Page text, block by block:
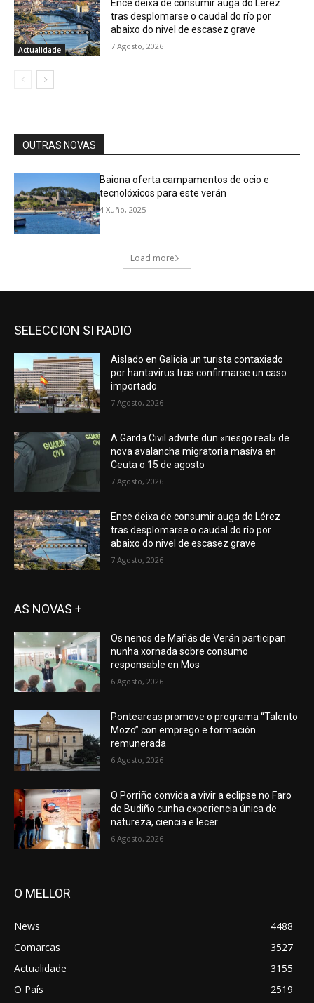
SELECCION SI RADIO
Aislado en Galicia un turista contaxiado
por hantavirus tras confirmarse un caso
importado
7 Agosto, 2026
A Garda Civil advirte dun «riesgo real» de
nova avalancha migratoria masiva en
Ceuta o 15 de agosto
7 Agosto, 2026
Ence deixa de consumir auga do Lérez
tras desplomarse o caudal do río por
abaixo do nivel de escasez grave
7 Agosto, 2026
AS NOVAS +
Os nenos de Mañás de Verán participan
nunha xornada sobre consumo
responsable en Mos
6 Agosto, 2026
Ponteareas promove o programa “Talento
Mozo” con emprego e formación
remunerada
6 Agosto, 2026
O Porriño convida a vivir a eclipse no Faro
de Budiño cunha experiencia única de
natureza, ciencia e lecer
6 Agosto, 2026
O MELLOR
News
4488
Comarcas
3527
Actualidade
3155
O País
2519